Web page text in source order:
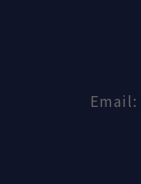
Email: